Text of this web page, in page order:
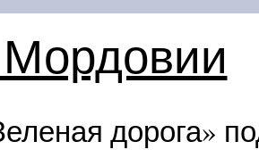
дорога»